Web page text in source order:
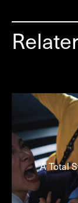
A Total